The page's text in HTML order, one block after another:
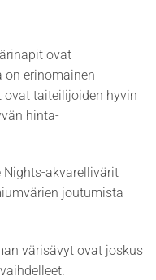
ovat
erinomainen
ovat taiteilijoiden hyvin
hinta-
Nights-akvarellivärit
joutumista
värisävyt ovat joskus